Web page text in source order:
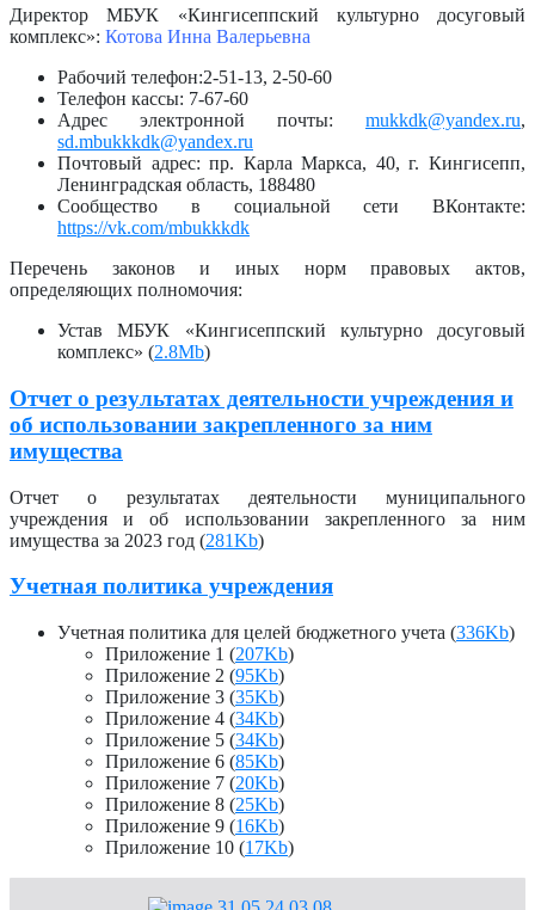
Директор МБУК «Кингисеппский культурно досуговый
комплекс»: Котова Инна Валерьевна
Рабочий телефон:2-51-13, 2-50-60
Телефон кассы: 7-67-60
Адрес электронной почты: mukkdk@yandex.ru,
sd.mbukkkdk@yandex.ru
Почтовый адрес: пр. Карла Маркса, 40, г. Кингисепп,
Ленинградская область, 188480
Сообщество в социальной сети ВКонтакте:
https://vk.com/mbukkkdk
Перечень законов и иных норм правовых актов,
определяющих полномочия:
Устав МБУК «Кингисеппский культурно досуговый
комплекс» (2.8Mb)
Отчет о результатах деятельности учреждения и
об использовании закрепленного за ним
имущества
Отчет о результатах деятельности муниципального
учреждения и об использовании закрепленного за ним
имущества за 2023 год (281Kb)
Учетная политика учреждения
Учетная политика для целей бюджетного учета (336Kb)
Приложение 1 (207Kb)
Приложение 2 (95Kb)
Приложение 3 (35Kb)
Приложение 4 (34Kb)
Приложение 5 (34Kb)
Приложение 6 (85Kb)
Приложение 7 (20Kb)
Приложение 8 (25Kb)
Приложение 9 (16Kb)
Приложение 10 (17Kb)